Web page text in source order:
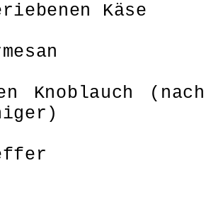
Käse
Knoblauch (nach